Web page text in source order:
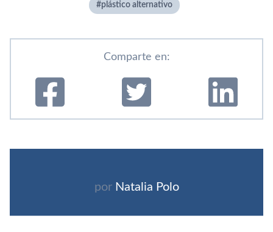
plástico alternativo
Comparte en:
por Natalia Polo